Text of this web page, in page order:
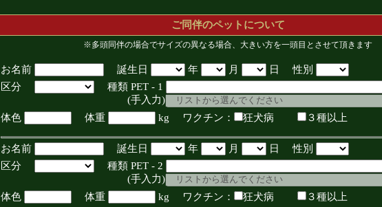
ご同伴のペットについて
※多頭同伴の場合でサイズの異なる場合、大きい方を一頭目とさせて頂きます
お名前 誕生日 年 月
日 性別
区分
種類 PET - 1
(手入力)
体色
体重 kg ワクチン： 狂犬病 ３種以上
お名前 誕生日 年 月
日 性別
区分
種類 PET - 2
(手入力)
体色
体重 kg ワクチン： 狂犬病 ３種以上